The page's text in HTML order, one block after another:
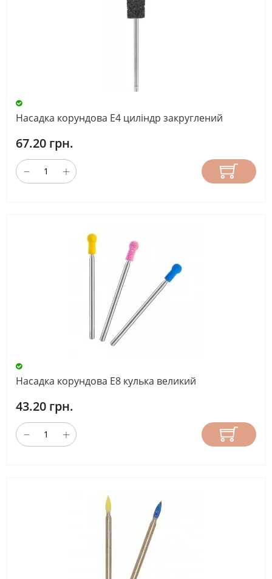
Насадка корундова Е4 циліндр закруглений
67.20 грн.
Насадка корундова Е8 кулька великий
43.20 грн.